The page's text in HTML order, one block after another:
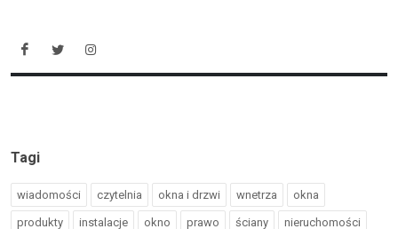
Tagi
wiadomości czytelnia okna i drzwi wnetrza okna
produkty instalacje okno prawo ściany nieruchomości